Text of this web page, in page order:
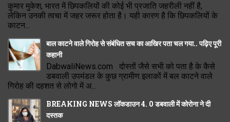
कुमार मुकेश, भारत में छिपकलियों की कोई भी प्रजाति जहरीली नहीं है,
लेकिन उनकी त्वचा में जहर जरूर होता है। यही कारण है कि छिपकलियों के
काटन...
बाल काटने वाले गिरोह से संबंधित सच का आखिर पता चल गया.. पढ़िए पूरी
कहानी
DabwaliNews.com दोस्तों जैसे सभी को पता है के कैसे
डबवाली उपमंडल के कुछ ग्रामीण इलाकों में बल काटने वाले
गिरोह की दहशत से लोगो में अ...
BREAKING NEWS लॉकडाउन 4. 0 डबवाली में कोरोना ने दी
दस्तक